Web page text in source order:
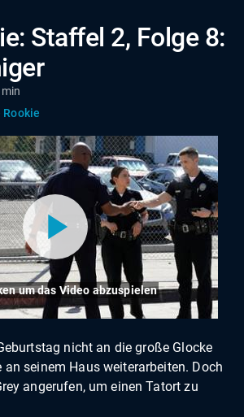
Staffel 2, Folge 8:
Rookie
um das Video abzuspielen
nicht an die große Glocke
an seinem Haus weiterarbeiten. Doch
angerufen, um einen Tatort zu